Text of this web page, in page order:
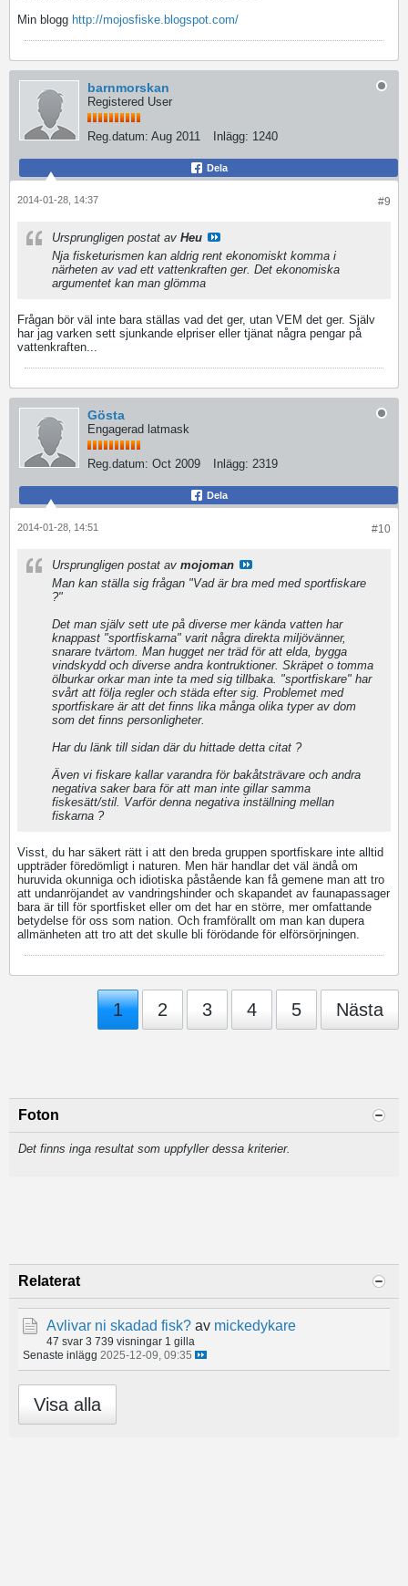
Min blogg http://mojosfiske.blogspot.com/
barnmorskan
Registered User
Reg.datum: Aug 2011 Inlägg: 1240
Dela
#9
2014-01-28, 14:37
Ursprungligen postat av Heu
Nja fisketurismen kan aldrig rent ekonomiskt komma i
närheten av vad ett vattenkraften ger. Det ekonomiska
argumentet kan man glömma
Frågan bör väl inte bara ställas vad det ger, utan VEM det ger. Själv
har jag varken sett sjunkande elpriser eller tjänat några pengar på
vattenkraften...
Gösta
Engagerad latmask
Reg.datum: Oct 2009 Inlägg: 2319
Dela
#10
2014-01-28, 14:51
Ursprungligen postat av mojoman
Man kan ställa sig frågan "Vad är bra med med sportfiskare
?"
Det man själv sett ute på diverse mer kända vatten har
knappast "sportfiskarna" varit några direkta miljövänner,
snarare tvärtom. Man hugget ner träd för att elda, bygga
vindskydd och diverse andra kontruktioner. Skräpet o tomma
ölburkar orkar man inte ta med sig tillbaka. "sportfiskare" har
svårt att följa regler och städa efter sig. Problemet med
sportfiskare är att det finns lika många olika typer av dom
som det finns personligheter.
Har du länk till sidan där du hittade detta citat ?
Även vi fiskare kallar varandra för bakåtsträvare och andra
negativa saker bara för att man inte gillar samma
fiskesätt/stil. Varför denna negativa inställning mellan
fiskarna ?
Visst, du har säkert rätt i att den breda gruppen sportfiskare inte alltid
uppträder föredömligt i naturen. Men här handlar det väl ändå om
huruvida okunniga och idiotiska påstående kan få gemene man att tro
att undanröjandet av vandringshinder och skapandet av faunapassager
bara är till för sportfisket eller om det har en större, mer omfattande
betydelse för oss som nation. Och framförallt om man kan dupera
allmänheten att tro att det skulle bli förödande för elförsörjningen.
1 2 3 4 5 Nästa
Foton
Det finns inga resultat som uppfyller dessa kriterier.
Relaterat
Avlivar ni skadad fisk? av mickedykare
47 svar 3 739 visningar 1 gilla
Senaste inlägg 2025-12-09, 09:35
Visa alla